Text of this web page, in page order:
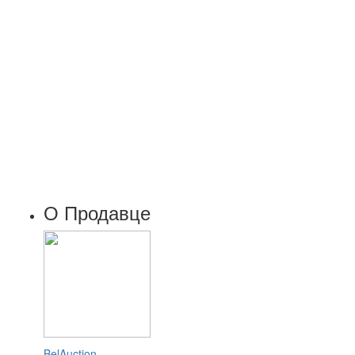
О Продавце